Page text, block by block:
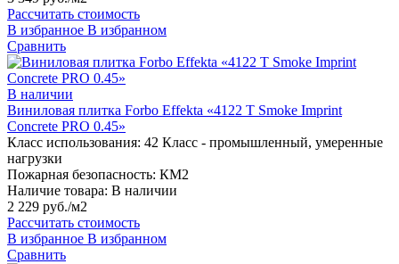
Рассчитать стоимость
В избранное В избранном
Сравнить
В наличии
Виниловая плитка Forbo Effekta «4122 T Smoke Imprint
Concrete PRO 0.45»
Класс использования: 42 Класс - промышленный, умеренные
нагрузки
Пожарная безопасность: КМ2
Наличие товара: В наличии
2 229 руб./м2
Рассчитать стоимость
В избранное В избранном
Сравнить